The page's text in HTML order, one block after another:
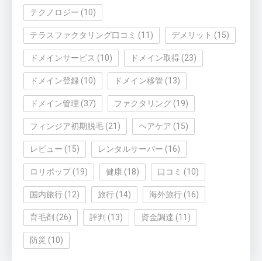
テクノロジー (10)
テラスファクタリング口コミ (11) デメリット (15)
ドメインサービス (10) ドメイン取得 (23)
ドメイン登録 (10) ドメイン移管 (13)
ドメイン管理 (37) ファクタリング (19)
フィンジア初期脱毛 (21) ヘアケア (15)
レビュー (15) レンタルサーバー (16)
ロリポップ(19) 健康 (18) 口コミ (10)
国内旅行 (12) 旅行 (14) 海外旅行 (16)
育毛剤 (26) 評判 (13) 資金調達 (11)
防災 (10)